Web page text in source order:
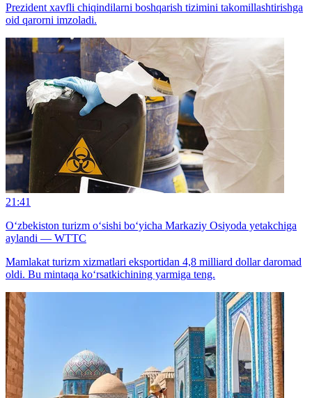
Prezident xavfli chiqindilarni boshqarish tizimini takomillashtirishga
oid qarorni imzoladi.
21:41
O‘zbekiston turizm o‘sishi bo‘yicha Markaziy Osiyoda yetakchiga
aylandi — WTTC
Mamlakat turizm xizmatlari eksportidan 4,8 milliard dollar daromad
oldi. Bu mintaqa ko‘rsatkichining yarmiga teng.